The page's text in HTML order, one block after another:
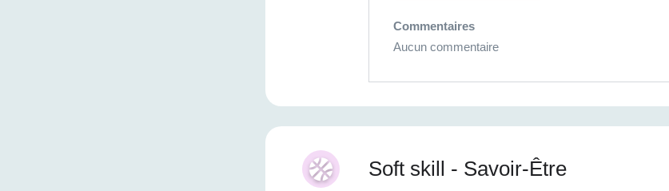
Commentaires
Aucun commentaire
Soft skill - Savoir-Être